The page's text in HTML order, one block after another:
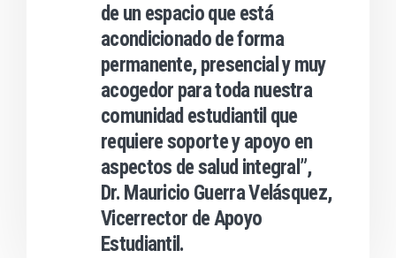
de un espacio que está
acondicionado de forma
permanente, presencial y muy
acogedor para toda nuestra
comunidad estudiantil que
requiere soporte y apoyo en
aspectos de salud integral”,
Dr. Mauricio Guerra Velásquez,
Vicerrector de Apoyo
Estudiantil.